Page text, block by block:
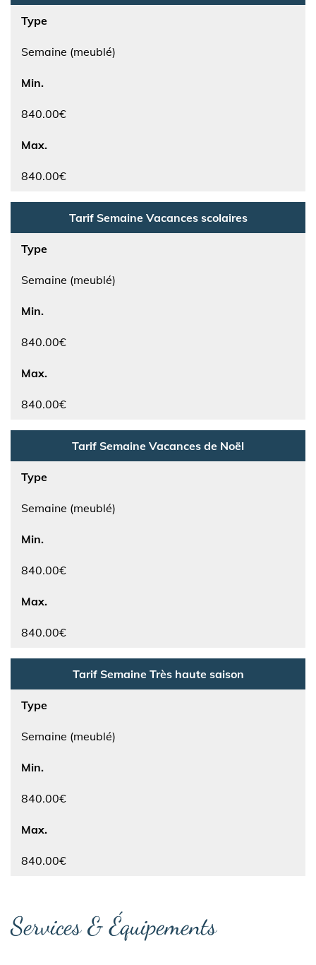
Type
Semaine (meublé)
Min.
840.00€
Max.
840.00€
Tarif Semaine Vacances scolaires
Type
Semaine (meublé)
Min.
840.00€
Max.
840.00€
Tarif Semaine Vacances de Noël
Type
Semaine (meublé)
Min.
840.00€
Max.
840.00€
Tarif Semaine Très haute saison
Type
Semaine (meublé)
Min.
840.00€
Max.
840.00€
Services & Équipements